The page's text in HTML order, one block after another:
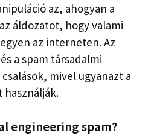
az, ahogyan a
áldozatot, hogy valami
az interneten. Az
a spam társadalmi
mivel ugyanazt a
használják.
engineering spam?